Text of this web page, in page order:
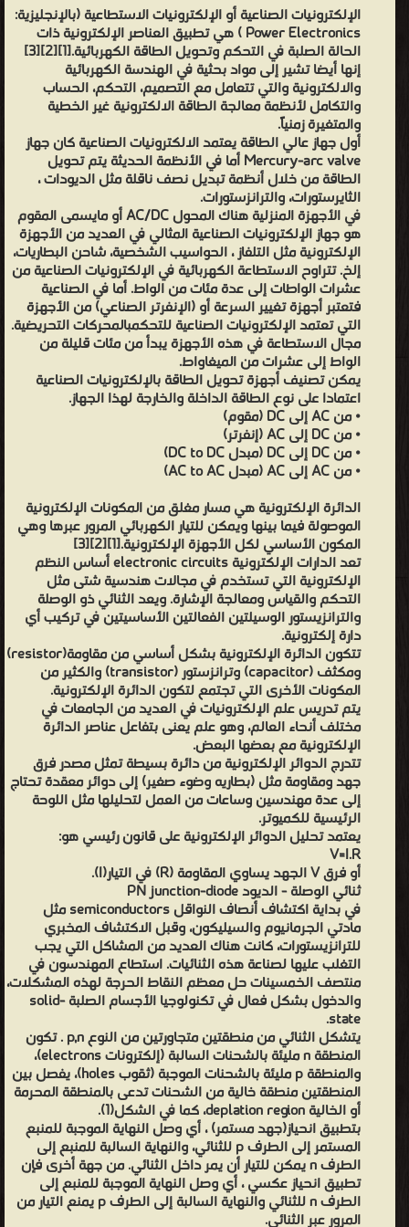
الإلكترونيات الصناعية أو الإلكترونيات الاستطاعية (بالإنجليزية:
Power Electronics ) هي تطبيق العناصر الإلكترونية ذات
الحالة الصلبة في التحكم وتحويل الطاقة الكهربائية.[1][2][3]
إنها أيضا تشير إلى مواد بحثية في الهندسة الكهربائية
والالكترونية والتي تتعامل مع التصميم، التحكم، الحساب
والتكامل لأنظمة معالجة الطاقة الالكترونية غير الخطية
والمتغيرة زمنياً.
أول جهاز عالي الطاقة يعتمد الالكترونيات الصناعية كان جهاز
Mercury-arc valve أما في الأنظمة الحديثة يتم تحويل
الطاقة من خلال أنظمة تبديل نصف ناقلة مثل الديودات ،
الثايرستورات، والترانزستورات.
في الأجهزة المنزلية هناك المحول AC/DC أو مايسمى المقوم
هو جهاز الإلكترونيات الصناعية المثالي في العديد من الأجهزة
الإلكترونية مثل التلفاز ، الحواسيب الشخصية، شاحن البطاريات،
إلخ. تتراوح الاستطاعة الكهربائية في الإلكترونيات الصناعية من
عشرات الواطات إلى عدة مئات من الواط. أما في الصناعية
فتعتبر أجهزة تغيير السرعة أو (الإنفرتر الصناعي) من الأجهزة
التي تعتمد الإلكترونيات الصناعية للتحكمبالمحركات التحريضية.
مجال الاستطاعة في هذه الأجهزة يبدأ من مئات قليلة من
الواط إلى عشرات من الميغاواط.
يمكن تصنيف أجهزة تحويل الطاقة بالإلكترونيات الصناعية
اعتمادا على نوع الطاقة الداخلة والخارجة لهذا الجهاز.
• من AC إلى DC (مقوم)
• من DC إلى AC (إنفرتر)
• من DC إلى DC (مبدل DC to DC)
• من AC إلى AC (مبدل AC to AC)
الدائرة الإلكترونية هي مسار مغلق من المكونات الإلكترونية
الموصولة فيما بينها ويمكن للتيار الكهربائي المرور عبرها وهي
المكون الأساسي لكل الأجهزة الإلكترونية.[1][2][3]
تعد الدارات الإلكترونية electronic circuits أساس النظم
الإلكترونية التي تستخدم في مجالات هندسية شتى مثل
التحكم والقياس ومعالجة الإشارة. ويعد الثنائي ذو الوصلة
والترانزيستور الوسيلتين الفعالتين الأساسيتين في تركيب أي
دارة إلكترونية.
تتكون الدائرة الإلكترونية بشكل أساسي من مقاومة(resistor)
ومكثف (capacitor) وترانزستور (transistor) والكثير من
المكونات الأخرى التي تجتمع لتكون الدائرة الإلكترونية.
يتم تدريس علم الإلكترونيات في العديد من الجامعات في
مختلف أنحاء العالم، وهو علم يعنى بتفاعل عناصر الدائرة
الإلكترونية مع بعضها البعض.
تتدرج الدوائر الإلكترونية من دائرة بسيطة تمثل مصدر فرق
جهد ومقاومة مثل (بطاريه وضوء صغير) إلى دوائر معقدة تحتاج
إلى عدة مهندسين وساعات من العمل لتحليلها مثل اللوحة
الرئيسية للكميوتر.
يعتمد تحليل الدوائر الإلكترونية على قانون رئيسي هو:
V=I.R
أو فرق V الجهد يساوي المقاومة (R) في التيار(I).
ثنائي الوصلة - الديود PN junction-diode
في بداية اكتشاف أنصاف النواقل semiconductors مثل
مادتي الجرمانيوم والسيليكون، وقبل الاكتشاف المخبري
للترانزيستورات، كانت هناك العديد من المشاكل التي يجب
التغلب عليها لصناعة هذه الثنائيات. استطاع المهندسون في
منتصف الخمسينات حل معظم النقاط الحرجة لهذه المشكلات،
والدخول بشكل فعال في تكنولوجيا الأجسام الصلبة solid-
state.
يتشكل الثنائي من منطقتين متجاورتين من النوع p,n . تكون
المنطقة n مليئة بالشحنات السالبة (إلكترونات electrons)،
والمنطقة p مليئة بالشحنات الموجبة (ثقوب holes)، يفصل بين
المنطقتين منطقة خالية من الشحنات تدعى بالمنطقة المحرمة
أو الخالية deplation region، كما في الشكل(1).
بتطبيق انحياز(جهد مستمر) ، أي وصل النهاية الموجبة للمنبع
المستمر إلى الطرف p للثنائي، والنهاية السالبة للمنبع إلى
الطرف n يمكن للتيار أن يمر داخل الثنائي. من جهة أخرى فإن
تطبيق انحياز عكسي ، أي وصل النهاية الموجبة للمنبع إلى
الطرف n للثنائي والنهاية السالبة إلى الطرف p يمنع التيار من
المرور عبر الثنائي.